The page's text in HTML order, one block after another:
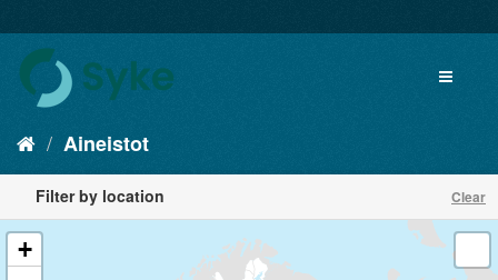
Aineistot
Filter by location Clear
+